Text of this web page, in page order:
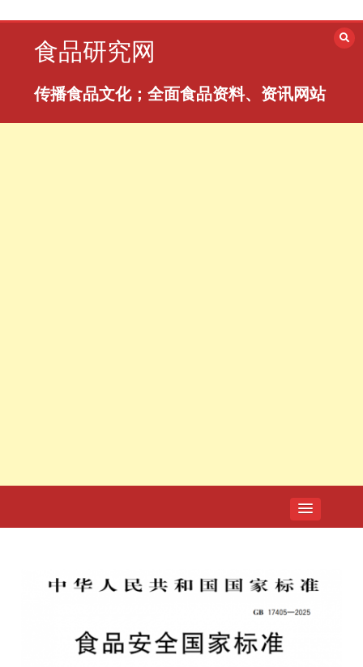
食品研究网
传播食品文化；全面食品资料、资讯网站